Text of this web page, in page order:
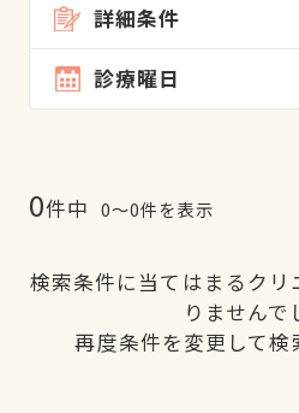
詳細条件
診療曜日
0件中 0〜0件を表示
検索条件に当てはまるク
りませんで
再度条件を変更して検